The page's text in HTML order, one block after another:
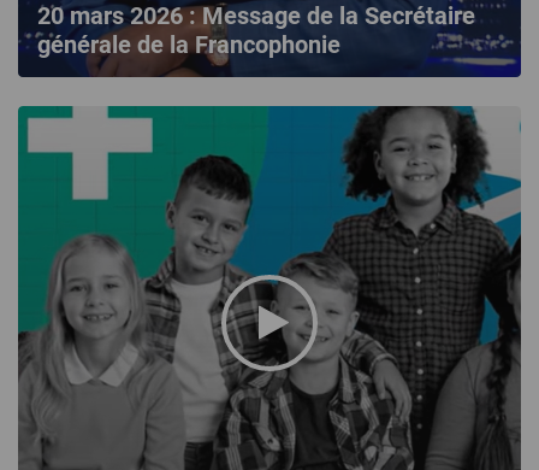
20 mars 2026 : Message de la Secrétaire
générale de la Francophonie